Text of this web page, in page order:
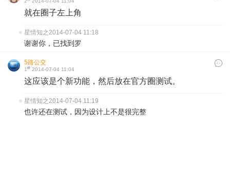
就在圈子左上角
星情知之2014-07-04 11:18
谢谢你，已找到罗
5路公交
1# 2014-07-04 11:04
这应该是个新功能，然后放在官方圈测试。
星情知之2014-07-04 11:19
也许还在测试，因为设计上不是很完整